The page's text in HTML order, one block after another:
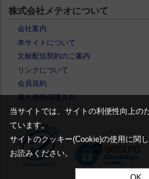
株式会社メテオについて
会社案内
本サイトについて
文献配信契約のご案内
リンクについて
会員規約
個人情報保護方針
当サイトでは、サイトの利便性向上の
ています。
サイトのクッキー(Cookie)の使用に関
お読みください。